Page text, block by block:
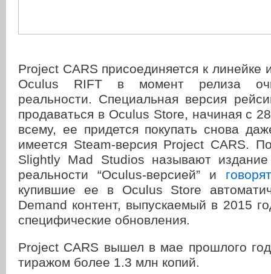
Project CARS присоединяется к линейке
Oculus RIFT в момент релиза
реальности. Специальная версия
продаваться в Oculus Store, начиная с
всему, ее придется покупать снова
имеется Steam-версия Project CARS.
Slightly Mad Studios называют
реальности “Oculus-версией” и
купившие ее в Oculus Store
Demand контент, выпускаемый в 2015
специфические обновления.
Project CARS вышел в мае прошлого
тиражом более 1.3 млн копий.